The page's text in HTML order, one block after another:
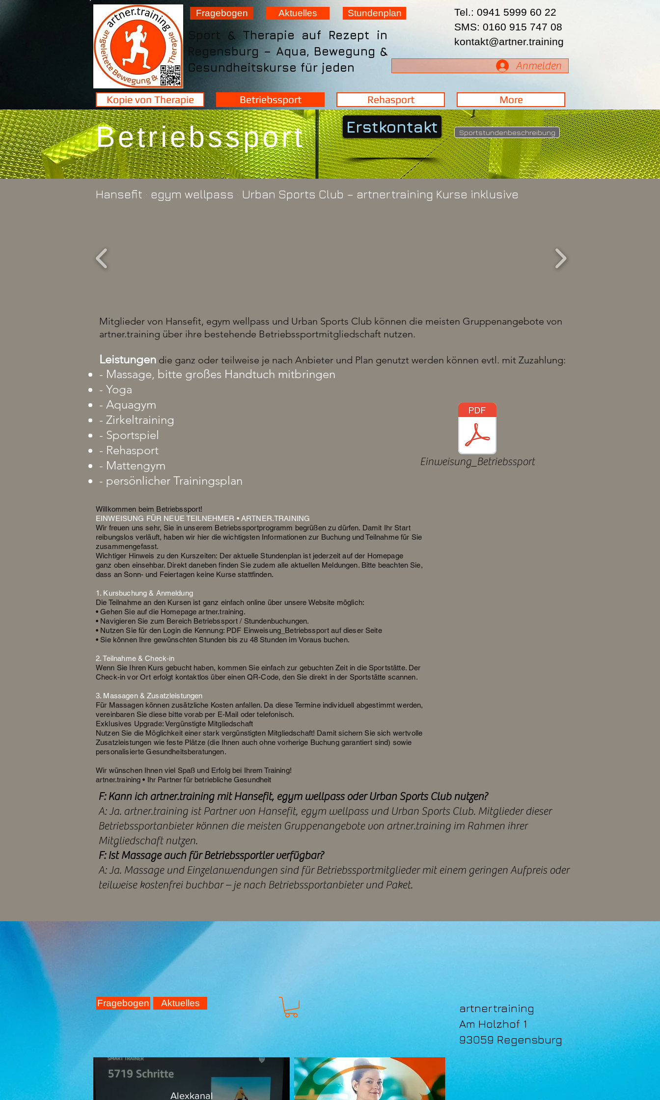
Fragebogen Aktuelles Stundenplan
Tel.: 0941 5999 60 22
SMS: 0160 915 747 08
kontakt@artner.training
Anmelden
Sport & Therapie auf Rezept in
Regensburg – Aqua, Bewegung &
Gesundheitskurse für jeden
Kopie von Therapie Betriebssport Rehasport More
Betriebssport Erstkontakt Sportstundenbeschreibung
Hansefit · egym wellpass · Urban Sports Club – artner.training Kurse inklusive
Mitglieder von Hansefit, egym wellpass und Urban Sports Club können die meisten Gruppenangebote von
artner.training über ihre bestehende Betriebssportmitgliedschaft nutzen.
Leistungen die ganz oder teilweise je nach Anbieter und Plan genutzt werden können evtl. mit Zuzahlung:
- Massage, bitte großes Handtuch mitbringen
- Yoga
- Aquagym
- Zirkeltraining
- Sportspiel
- Rehasport
- Mattengym
- persönlicher Trainingsplan
Einweisung_Betriebssport
Willkommen beim Betriebssport!
EINWEISUNG FÜR NEUE TEILNEHMER • ARTNER.TRAINING
Wir freuen uns sehr, Sie in unserem Betriebssportprogramm begrüßen zu dürfen. Damit Ihr Start
reibungslos verläuft, haben wir hier die wichtigsten Informationen zur Buchung und Teilnahme für Sie
zusammengefasst.
Wichtiger Hinweis zu den Kurszeiten: Der aktuelle Stundenplan ist jederzeit auf der Homepage
ganz oben einsehbar. Direkt daneben finden Sie zudem alle aktuellen Meldungen. Bitte beachten Sie,
dass an Sonn- und Feiertagen keine Kurse stattfinden.
1. Kursbuchung & Anmeldung
Die Teilnahme an den Kursen ist ganz einfach online über unsere Website möglich:
• Gehen Sie auf die Homepage artner.training.
• Navigieren Sie zum Bereich Betriebssport / Stundenbuchungen.
• Nutzen Sie für den Login die Kennung: PDF Einweisung_Betriebssport auf dieser Seite
• Sie können Ihre gewünschten Stunden bis zu 48 Stunden im Voraus buchen.
2. Teilnahme & Check-in
Wenn Sie Ihren Kurs gebucht haben, kommen Sie einfach zur gebuchten Zeit in die Sportstätte. Der
Check-in vor Ort erfolgt kontaktlos über einen QR-Code, den Sie direkt in der Sportstätte scannen.
3. Massagen & Zusatzleistungen
Für Massagen können zusätzliche Kosten anfallen. Da diese Termine individuell abgestimmt werden,
vereinbaren Sie diese bitte vorab per E-Mail oder telefonisch.
Exklusives Upgrade: Vergünstigte Mitgliedschaft
Nutzen Sie die Möglichkeit einer stark vergünstigten Mitgliedschaft! Damit sichern Sie sich wertvolle
Zusatzleistungen wie feste Plätze (die Ihnen auch ohne vorherige Buchung garantiert sind) sowie
personalisierte Gesundheitsberatungen.
Wir wünschen Ihnen viel Spaß und Erfolg bei Ihrem Training!
artner.training • Ihr Partner für betriebliche Gesundheit
F: Kann ich artner.training mit Hansefit, egym wellpass oder Urban Sports Club nutzen?
A: Ja. artner.training ist Partner von Hansefit, egym wellpass und Urban Sports Club. Mitglieder dieser
Betriebssportanbieter können die meisten Gruppenangebote von artner.training im Rahmen ihrer
Mitgliedschaft nutzen.
F: Ist Massage auch für Betriebssportler verfügbar?
A: Ja. Massage und Einzelanwendungen sind für Betriebssportmitglieder mit einem geringen Aufpreis oder
teilweise kostenfrei buchbar – je nach Betriebssportanbieter und Paket.
Fragebogen Aktuelles
Alexkanal
artner.training
Am Holzhof 1
​93059 Regensburg